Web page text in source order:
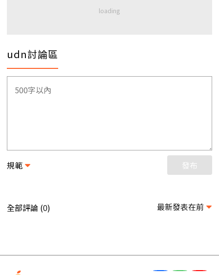
udn討論區
規範 發布
全部評論 (0) 最新發表在前